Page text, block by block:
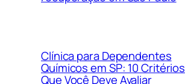
Clínica para Dependentes
Químicos em SP: 10 Critérios
Que Você Deve Avaliar